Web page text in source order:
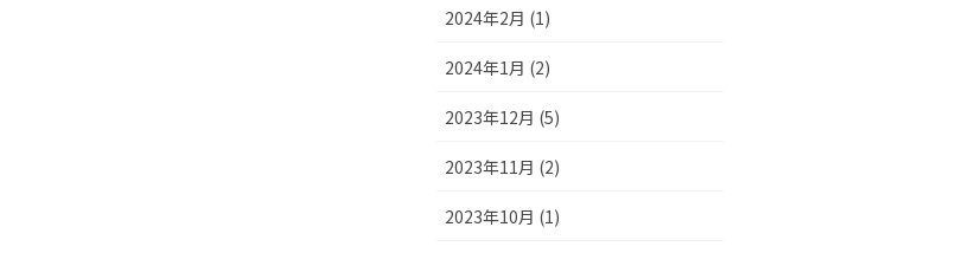
2024年2月 (1)
2024年1月 (2)
2023年12月 (5)
2023年11月 (2)
2023年10月 (1)